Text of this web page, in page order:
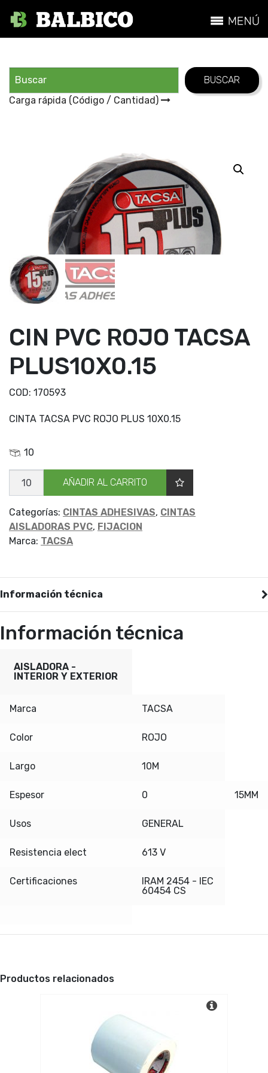
Carga rápida (Código / Cantidad)
CIN PVC ROJO TACSA
PLUS10X0.15
COD: 170593
CINTA TACSA PVC ROJO PLUS 10X0.15
10
CIN
PVC
ROJO
PLUS10X0.15
cantidad
AÑADIR AL CARRITO
Categorías: CINTAS ADHESIVAS, CINTAS
AISLADORAS PVC, FIJACION
Marca: TACSA
Información técnica
Información técnica
AISLADORA -
INTERIOR Y EXTERIOR
Marca TACSA
Color ROJO
Largo 10M
Espesor 0 15MM
Usos GENERAL
Resistencia elect 613 V
Certificaciones
IRAM 2454 - IEC
60454 CS
Productos relacionados